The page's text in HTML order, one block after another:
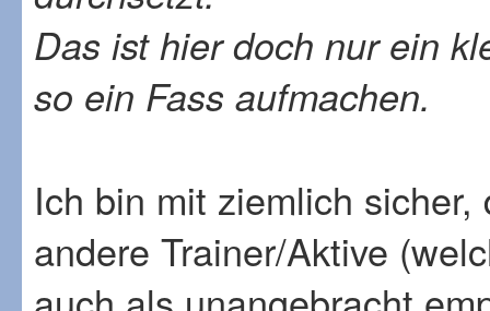
Das ist hier doch nur ein
so ein Fass aufmachen.
Ich bin mit ziemlich
andere Trainer/Aktive